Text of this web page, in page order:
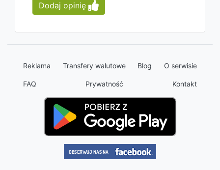
Dodaj opinię
Reklama Transfery walutowe Blog O serwisie
FAQ Prywatność Kontakt